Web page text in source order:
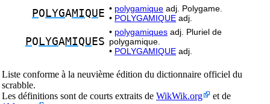
PO LYGAMIQU E • polygamique adj. Polygame.
• POLYGAMIQUE adj.
PO LYGAMIQU ES
• polygamiques adj. Pluriel de
polygamique.
• POLYGAMIQUE adj.
Liste conforme à la neuvième édition du dictionnaire officiel du
scrabble.
Les définitions sont de courts extraits de WikWik.org
et de